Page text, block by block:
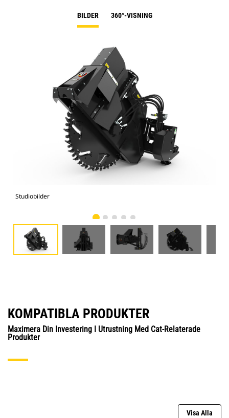
BILDER 360°-VISNING
Studiobilder
KOMPATIBLA PRODUKTER
Maximera Din Investering I Utrustning Med Cat-Relaterade
Produkter
Visa Alla